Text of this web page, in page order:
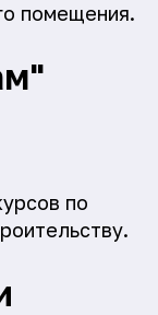
помещения.
по